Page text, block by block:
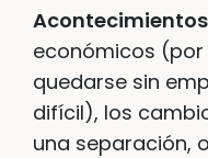
económicos (por
quedarse sin
difícil), los
una separación,